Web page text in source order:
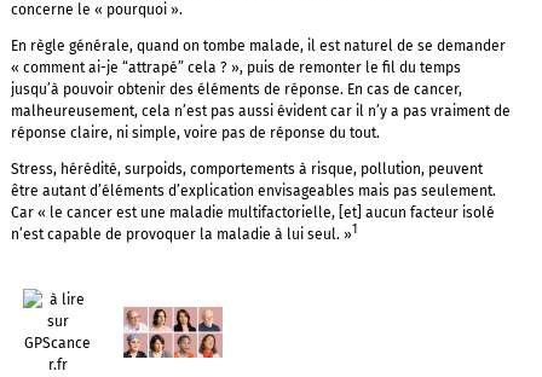
concerne le « pourquoi ».
En règle générale, quand on tombe malade, il est naturel de se demander
« comment ai-je “attrapé” cela ? », puis de remonter le fil du temps
jusqu’à pouvoir obtenir des éléments de réponse. En cas de cancer,
malheureusement, cela n’est pas aussi évident car il n’y a pas vraiment de
réponse claire, ni simple, voire pas de réponse du tout.
Stress, hérédité, surpoids, comportements à risque, pollution, peuvent
être autant d’éléments d’explication envisageables mais pas seulement.
Car « le cancer est une maladie multifactorielle, [et] aucun facteur isolé
n’est capable de provoquer la maladie à lui seul. »1